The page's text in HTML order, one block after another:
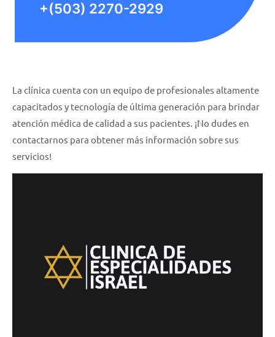
+(503) 2270-2929
La clínica cuenta con un equipo de profesionales altamente
capacitados y tecnología de última generación para brindar
atención médica de calidad a sus pacientes. ¡No dudes en
contactarnos para obtener más información sobre sus
servicios!